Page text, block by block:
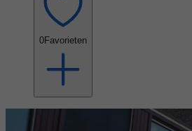
0Favorieten